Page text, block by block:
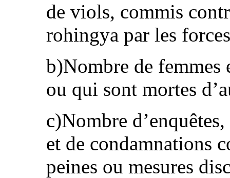
de viols, commis
rohingya par les
b)Nombre de femmes
ou qui sont mortes
c)Nombre
et de condamnations
peines ou mesures